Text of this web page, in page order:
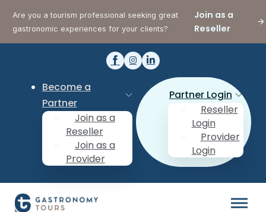
Are you a tourism professional seeking great
gastronomic experiences for your clients?
Join as a
Reseller
Become a
Partner
Join as a
Reseller
Join as a
Provider
Partner Login
Reseller
Login
Provider
Login